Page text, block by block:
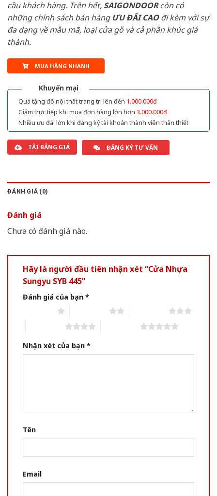
cầu khách hàng. Trên hết, SAIGONDOORcòn có
những chính sách bán hàng ƯU ĐÃI CAOđi kèm với sự
đa dạng về mẫu mã, loại cửa gỗ và cả phân khúc giá
thành.
MUA HÀNG NHANH
Khuyến mại
Quà tặng đồ nội thất trang trí lên đến 1.000.000đ
Giảm trực tiếp khi mua đơn hàng lớn hơn 3.000.000đ
Nhiều ưu đãi lớn khi đăng ký tài khoản thành viên thân thiết
TẢI BẢNG GIÁ ĐĂNG KÝ TƯ VẤN
ĐÁNH GIÁ (0)
Đánh giá
Chưa có đánh giá nào.
Hãy là người đầu tiên nhận xét “Cửa Nhựa
Sungyu SYB 445”
Đánh giá của bạn *
Nhận xét của bạn *
Tên
Email